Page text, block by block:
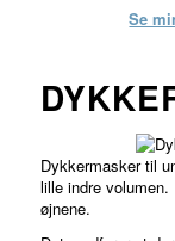
Se
Dykkermasker til
lille indre
øjnene.